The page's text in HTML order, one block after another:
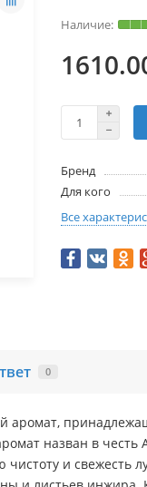
Бренд
Для кого
Все
0
назван в
и свежесть